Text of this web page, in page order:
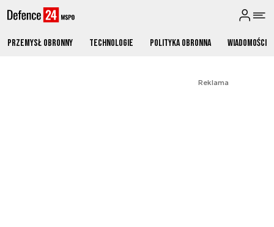
Przemysł obronny Technologie Polityka obronna Wiadomości
Reklama